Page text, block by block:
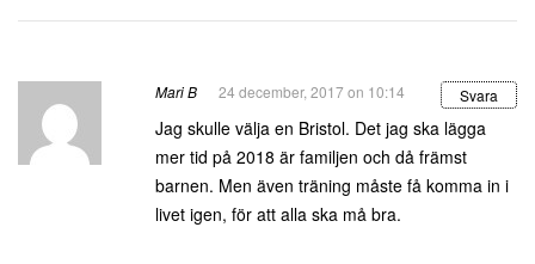
Mari B 24 december, 2017 on 10:14 Svara
Jag skulle välja en Bristol. Det jag ska lägga
mer tid på 2018 är familjen och då främst
barnen. Men även träning måste få komma in i
livet igen, för att alla ska må bra.